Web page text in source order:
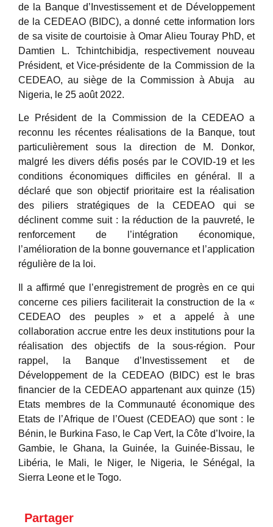
de la Banque d’Investissement et de Développement
de la CEDEAO (BIDC), a donné cette information lors
de sa visite de courtoisie à Omar Alieu Touray PhD, et
Damtien L. Tchintchibidja, respectivement nouveau
Président, et Vice-présidente de la Commission de la
CEDEAO, au siège de la Commission à Abuja au
Nigeria, le 25 août 2022.
Le Président de la Commission de la CEDEAO a
reconnu les récentes réalisations de la Banque, tout
particulièrement sous la direction de M. Donkor,
malgré les divers défis posés par le COVID-19 et les
conditions économiques difficiles en général. Il a
déclaré que son objectif prioritaire est la réalisation
des piliers stratégiques de la CEDEAO qui se
déclinent comme suit : la réduction de la pauvreté, le
renforcement de l’intégration économique,
l’amélioration de la bonne gouvernance et l’application
régulière de la loi.
Il a affirmé que l’enregistrement de progrès en ce qui
concerne ces piliers faciliterait la construction de la «
CEDEAO des peuples » et a appelé à une
collaboration accrue entre les deux institutions pour la
réalisation des objectifs de la sous-région. Pour
rappel, la Banque d’Investissement et de
Développement de la CEDEAO (BIDC) est le bras
financier de la CEDEAO appartenant aux quinze (15)
Etats membres de la Communauté économique des
Etats de l’Afrique de l’Ouest (CEDEAO) que sont : le
Bénin, le Burkina Faso, le Cap Vert, la Côte d’Ivoire, la
Gambie, le Ghana, la Guinée, la Guinée-Bissau, le
Libéria, le Mali, le Niger, le Nigeria, le Sénégal, la
Sierra Leone et le Togo.
Partager